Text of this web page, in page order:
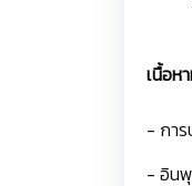
เนื้อห
- กา
- อิน